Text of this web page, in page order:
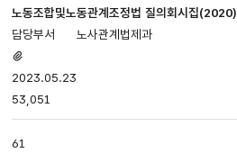
노동조합및노동관계조정법 질의회시집(2020)
노사관계법제과
있음
2023.05.23
53,051
61